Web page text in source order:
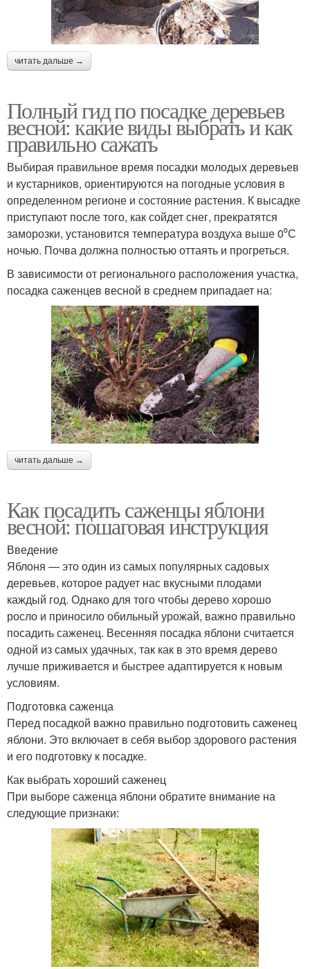
читать дальше →
Полный гид по посадке деревьев
весной: какие виды выбрать и как
правильно сажать
Выбирая правильное время посадки молодых деревьев
и кустарников, ориентируются на погодные условия в
определенном регионе и состояние растения. К высадке
приступают после того, как сойдет снег, прекратятся
заморозки, установится температура воздуха выше 0⁰С
ночью. Почва должна полностью оттаять и прогреться.
В зависимости от регионального расположения участка,
посадка саженцев весной в среднем припадает на:
читать дальше →
Как посадить саженцы яблони
весной: пошаговая инструкция
Введение
Яблоня — это один из самых популярных садовых
деревьев, которое радует нас вкусными плодами
каждый год. Однако для того чтобы дерево хорошо
росло и приносило обильный урожай, важно правильно
посадить саженец. Весенняя посадка яблони считается
одной из самых удачных, так как в это время дерево
лучше приживается и быстрее адаптируется к новым
условиям.
Подготовка саженца
Перед посадкой важно правильно подготовить саженец
яблони. Это включает в себя выбор здорового растения
и его подготовку к посадке.
Как выбрать хороший саженец
При выборе саженца яблони обратите внимание на
следующие признаки: